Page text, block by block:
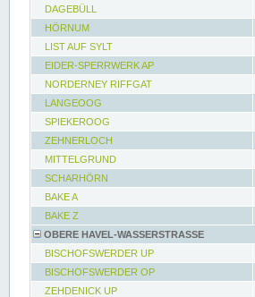
DAGEBÜLL
HÖRNUM
LIST AUF SYLT
EIDER-SPERRWERK AP
NORDERNEY RIFFGAT
LANGEOOG
SPIEKEROOG
ZEHNERLOCH
MITTELGRUND
SCHARHÖRN
BAKE A
BAKE Z
OBERE HAVEL-WASSERSTRASSE
BISCHOFSWERDER UP
BISCHOFSWERDER OP
ZEHDENICK UP